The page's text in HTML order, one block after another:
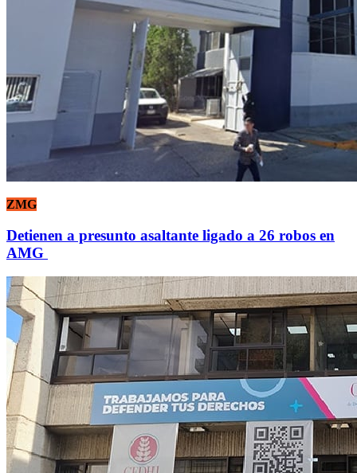
ZMG
Detienen a presunto asaltante ligado a 26 robos en
AMG